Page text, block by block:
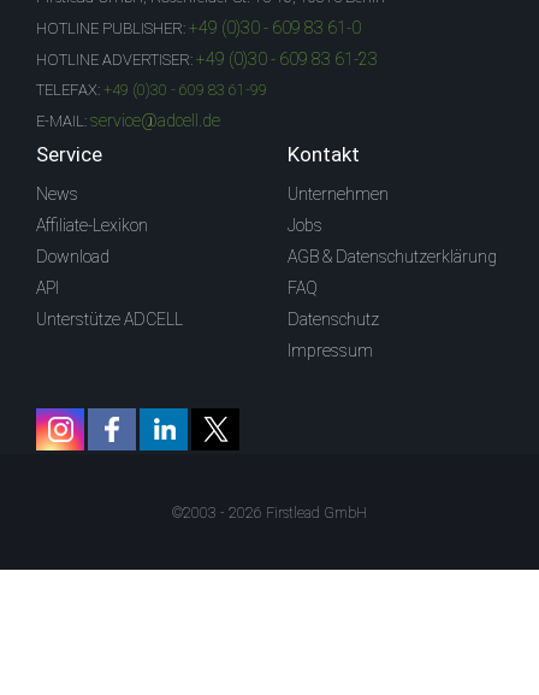
HOTLINE PUBLISHER: +49 (0)30 - 609 83 61-0
HOTLINE ADVERTISER: +49 (0)30 - 609 83 61-23
TELEFAX: +49 (0)30 - 609 83 61-99
E-MAIL: service@adcell.de
Service
News
Affiliate-Lexikon
Download
API
Unterstütze ADCELL
Kontakt
Unternehmen
Jobs
AGB & Datenschutzerklärung
FAQ
Datenschutz
Impressum
©2003 - 2026 Firstlead GmbH